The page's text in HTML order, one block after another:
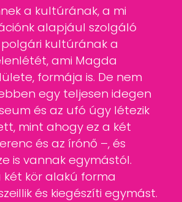
a kultúrának, a mi
alapjául szolgáló
kultúrának a
ami Magda
formája is. De nem
egy teljesen idegen
és az ufó úgy létezik
mint ahogy ez a két
és az írónő –, és
is vannak egymástól.
két kör alakú forma
és kiegészíti egymást.